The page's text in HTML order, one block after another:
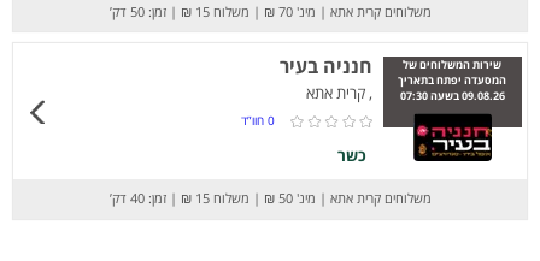
משלוחים קרית אתא | מינ' 70 ₪ | משלוח 15 ₪ | זמן: 50 דק’
שירות המשלוחים של
המסעדה יפתח בתאריך
09.08.26 בשעה 07:30
חנניה בעיר
, קרית אתא
0 חוו”ד
כשר
משלוחים קרית אתא | מינ' 50 ₪ | משלוח 15 ₪ | זמן: 40 דק’